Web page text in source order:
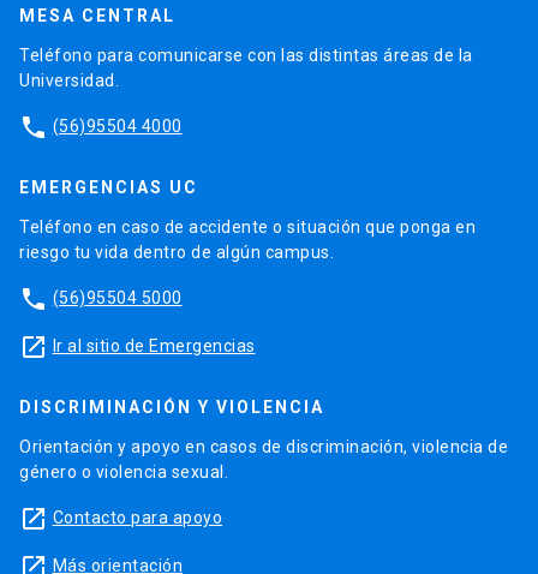
MESA CENTRAL
Teléfono para comunicarse con las distintas áreas de la
Universidad.
phone (56)95504 4000
EMERGENCIAS UC
Teléfono en caso de accidente o situación que ponga en
riesgo tu vida dentro de algún campus.
phone (56)95504 5000
launch Ir al sitio de Emergencias
DISCRIMINACIÓN Y VIOLENCIA
Orientación y apoyo en casos de discriminación, violencia de
género o violencia sexual.
launch Contacto para apoyo
launch Más orientación